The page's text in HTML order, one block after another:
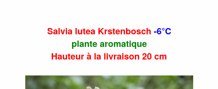
Salvia lutea Krstenbosch -6°C
plante aromatique
Hauteur à la livraison 20 cm